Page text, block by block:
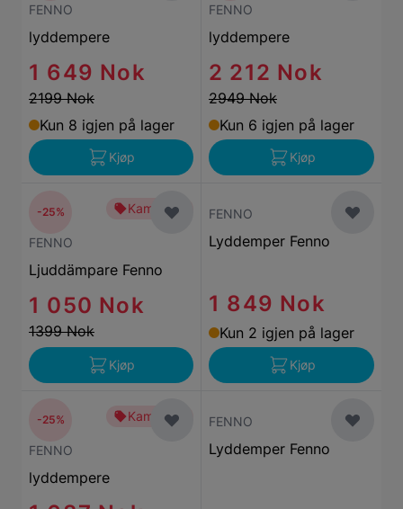
FENNO
lyddempere
1 649 Nok
2199 Nok
Kun 8 igjen på lager
Kjøp
FENNO
lyddempere
2 212 Nok
2949 Nok
Kun 6 igjen på lager
Kjøp
Kampanje
FENNO
Ljuddämpare Fenno
1 050 Nok
1399 Nok
-25%
Kjøp
FENNO
Lyddemper Fenno
1 849 Nok
Kun 2 igjen på lager
Kjøp
Kampanje
FENNO
lyddempere
-25% FENNO
Lyddemper Fenno